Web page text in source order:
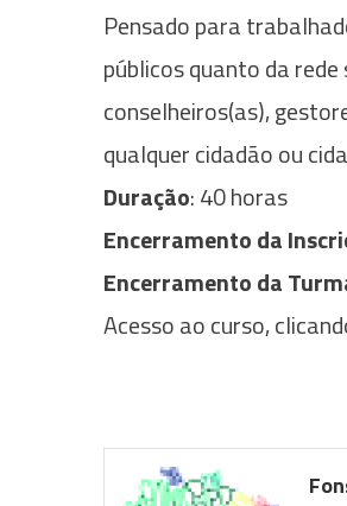
Pensado para
públicos quanto da
conselheiros(as),
qualquer cidadão ou
Duração: 40 horas
Encerramento da
Encerramento da
Acesso ao curso,